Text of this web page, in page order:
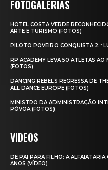
FOTOGALERIAS
HOTEL COSTA VERDE
ARTE E TURISMO (FOTOS)
PILOTO POVEIRO CONQUISTA 2.º
RP ACADEMY LEVA 50 ATLETAS AO
(FOTOS)
DANCING REBELS REGRESSA DE
ALL DANCE EUROPE (FOTOS)
MINISTRO DA ADMINISTRAÇÃO
PÓVOA (FOTOS)
VIDEOS
DE PAI PARA FILHO: A
ANOS (VÍDEO)